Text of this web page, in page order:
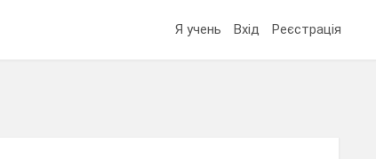
Я учень Вхід Реєстрація